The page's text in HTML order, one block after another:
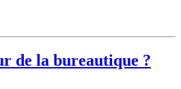
de la bureautique ?